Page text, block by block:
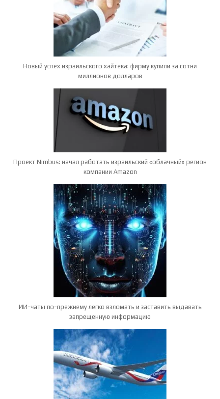
Новый успех израильского хайтека: фирму купили за сотни
миллионов долларов
Проект Nimbus: начал работать израильский «облачный» регион
компании Amazon
ИИ-чаты по-прежнему легко взломать и заставить выдавать
запрещенную информацию